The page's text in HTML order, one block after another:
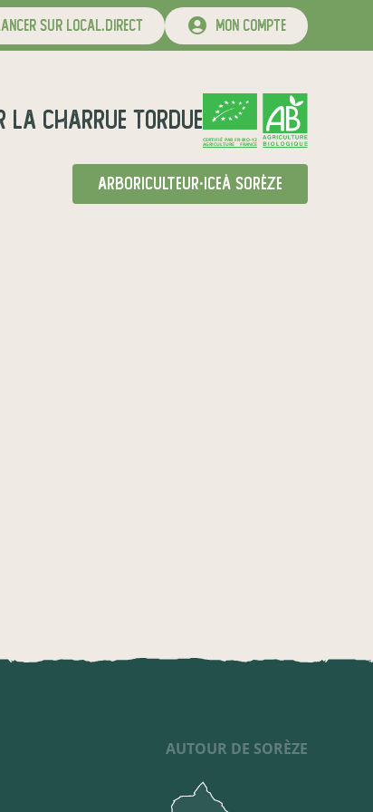
sur local.direct mon compte
LA CHARRUE TORDUE
CERTIFIÉ PAR FR-BIO-12
AGRICULTURE FRANCE
arboriculteur·iceà Sorèze
AUTOUR DE SORÈZE